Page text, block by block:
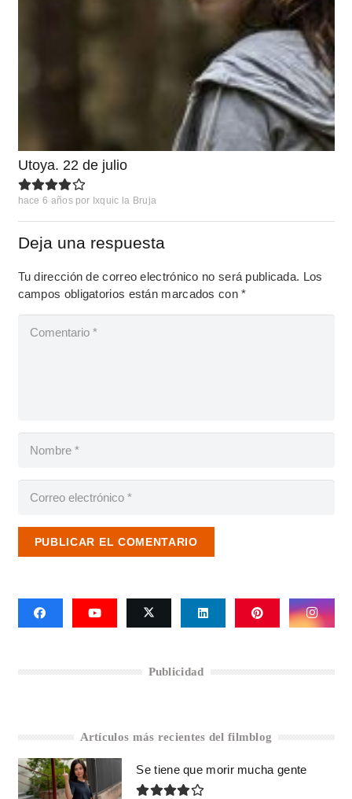
Utoya. 22 de julio
hace 6 años por Ixquic la Bruja
Deja una respuesta
Tu dirección de correo electrónico no será publicada. Los
campos obligatorios están marcados con*
PUBLICAR EL COMENTARIO
Publicidad
Artículos más recientes del filmblog
Se tiene que morir mucha gente